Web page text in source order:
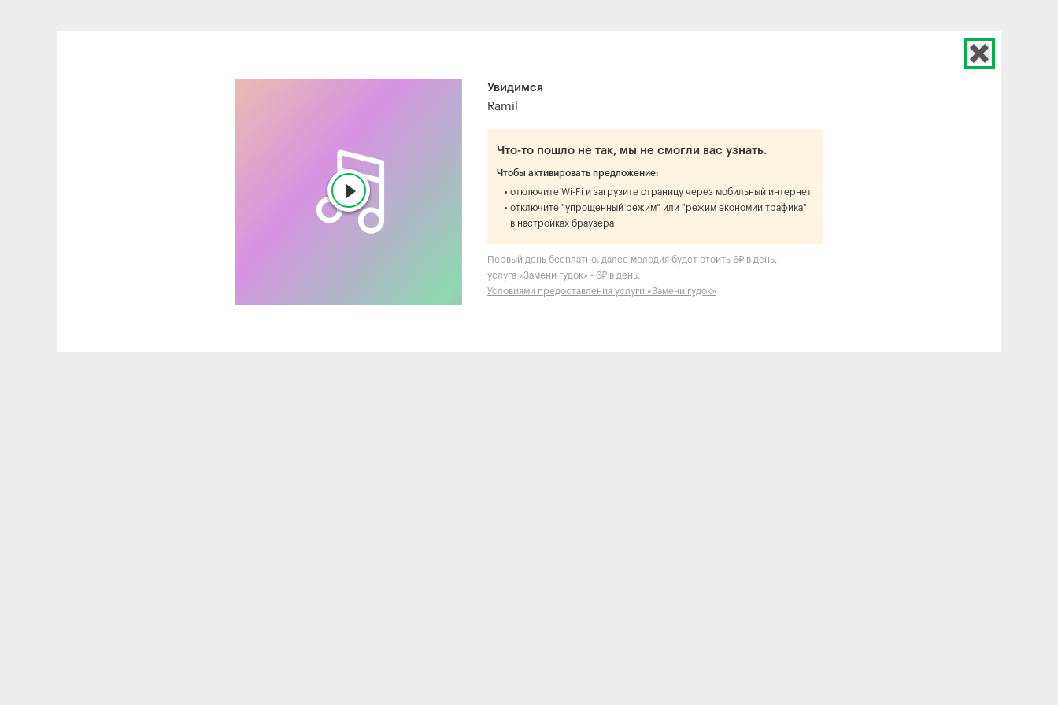
Увидимся
Ramil
Что-то пошло не так, мы не смогли вас узнать.
Чтобы активировать предложение:
отключите Wi-Fi и загрузите страницу через мобильный интернет
отключите "упрощенный режим" или "режим экономии трафика"
в настройках браузера
Первый день бесплатно, далее мелодия будет стоить 6₽ в день,
услуга «Замени гудок» - 6₽ в день.
Условиями предоставления услуги «Замени гудок»